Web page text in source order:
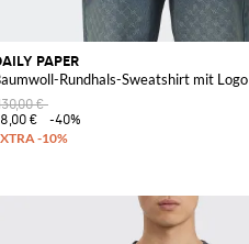
PAPER
Rundhals-Sweatshirt mit Logo
€
€
-40%